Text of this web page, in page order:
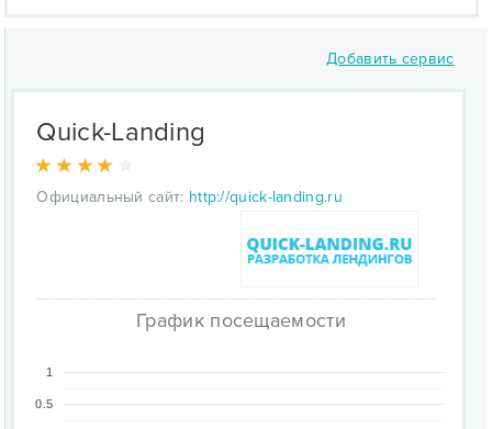
Добавить сервис
Quick-Landing
Официальный сайт: http://quick-landing.ru
График посещаемости
0.5
1